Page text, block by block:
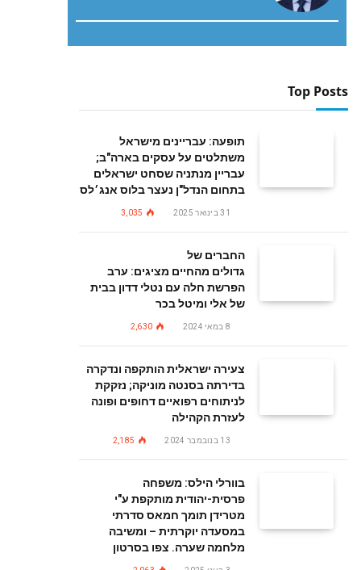
Top Posts
תופעה: עבריינים מישראל
משתלטים על עסקים בארה"ב;
עבריין מנתניה שסחט ישראלים
בתחום הנדל"ן נעצר בלוס אנג׳לס
31 בינואר 2025 3,035
החברים של
גדולים מהחיים מציגים: ערב
הפרשת חלה עם נטלי דדון בבית
של אלי ומיטל בכר
8 במאי 2024 2,630
צעירה ישראלית הותקפה ונדקרה
בדירתה בסנטה מוניקה; נזקקת
לניתוחים רפואיים דחופים ופונה
לעזרת הקהילה
13 בנובמבר 2024 2,185
בוורלי הילס: משפחה
פרסית-יהודית מותקפת ע"י
מטרידן תומך חמאס סדרתי
במסעדה יוקרתית – ומשיבה
מלחמה שערה. צפו בסרטון